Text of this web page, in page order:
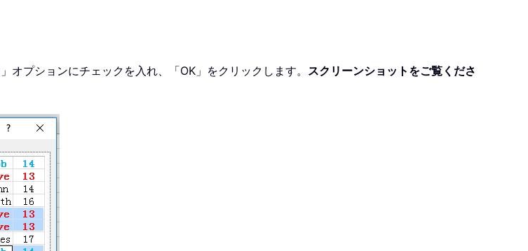
」オプションにチェックを入れ、「OK」をクリックします。 スクリーンショットをご覧くださ